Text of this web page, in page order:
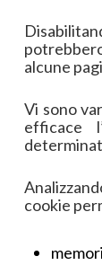
alcune
Vi sono
efficace
cookie